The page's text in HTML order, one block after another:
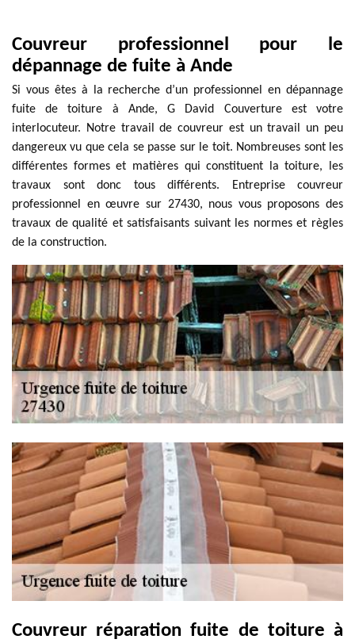
Couvreur professionnel pour le
dépannage de fuite à Ande
Si vous êtes à la recherche d’un professionnel en dépannage
fuite de toiture à Ande, G David Couverture est votre
interlocuteur. Notre travail de couvreur est un travail un peu
dangereux vu que cela se passe sur le toit. Nombreuses sont les
différentes formes et matières qui constituent la toiture, les
travaux sont donc tous différents. Entreprise couvreur
professionnel en œuvre sur 27430, nous vous proposons des
travaux de qualité et satisfaisants suivant les normes et règles
de la construction.
Couvreur réparation fuite de toiture à